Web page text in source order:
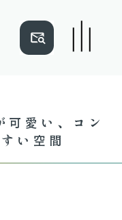
木と光立
可愛い、コン
い空間